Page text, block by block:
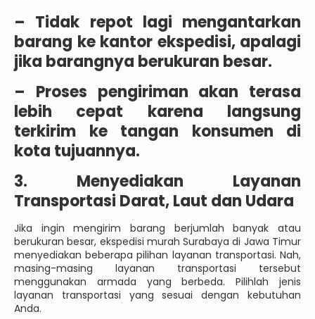
– Tidak repot lagi mengantarkan
barang ke kantor ekspedisi, apalagi
jika barangnya berukuran besar.
– Proses pengiriman akan terasa
lebih cepat karena langsung
terkirim ke tangan konsumen di
kota tujuannya.
3. Menyediakan Layanan
Transportasi Darat, Laut dan Udara
Jika ingin mengirim barang berjumlah banyak atau
berukuran besar, ekspedisi murah Surabaya di Jawa Timur
menyediakan beberapa pilihan layanan transportasi. Nah,
masing-masing layanan transportasi tersebut
menggunakan armada yang berbeda. Pilihlah jenis
layanan transportasi yang sesuai dengan kebutuhan
Anda.